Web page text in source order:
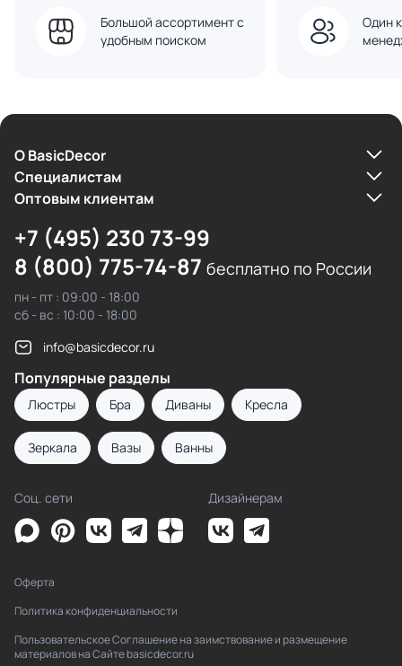
Большой ассортимент с
удобным поиском
Один
О BasicDecor
Cпециалистам
Оптовым клиентам
+7 (495) 230 73-99
8 (800) 775-74-87 бесплатно по России
пн - пт : 09:00 - 18:00
сб - вс : 10:00 - 18:00
info@basicdecor.ru
Популярные разделы
Люстры Бра Диваны Кресла
Зеркала Вазы Ванны
Соц. сети Дизайнерам
Оферта
Политика конфиденциальности
Пользовательское Соглашение на заимствование и размещение
материалов на Сайте basicdecor.ru